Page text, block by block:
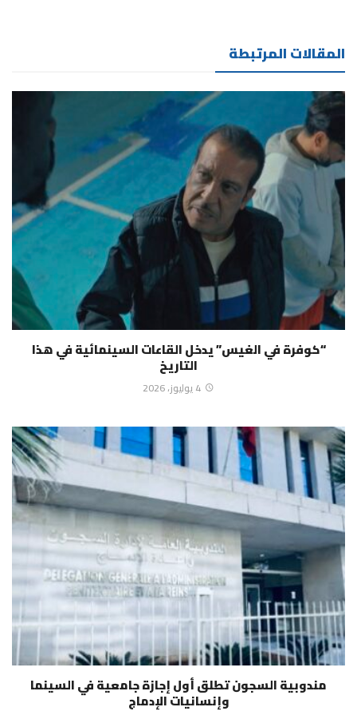
المقالات المرتبطة
“كوفرة في الغيس” يدخل القاعات السينمائية في هذا
التاريخ
4 يوليوز، 2026
مندوبية السجون تطلق أول إجازة جامعية في السينما
وإنسانيات الإدماج